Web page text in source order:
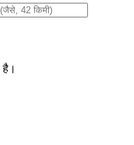
है।